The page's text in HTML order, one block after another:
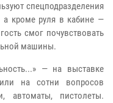
спецподразделения
кроме руля в кабине —
смог почувствовать
машины.
— на выставке
на сотни вопросов
автоматы, пистолеты.